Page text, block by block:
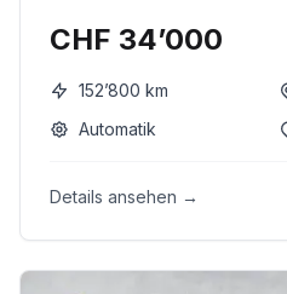
CHF 34’000
152’800 km
Automatik
Details ansehen →